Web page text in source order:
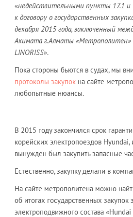
«недействительными пункты 17.1
к договору о государственных
декабря 2015 года, заключенный
Акимата г.Алматы «Метрополитен»
LINORISS».
Пока стороны бьются в судах, мы
протоколы закупок на сайте
любопытные нюансы.
В 2015 году закончился срок
корейских электропоездов
вынужден был закупить запасные
Естественно, закупку делали в
На сайте метрополитена можно
об итогах государственных закупок
электроподвижного состава